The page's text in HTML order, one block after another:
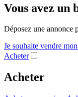
Vous avez un
Déposez une annonce
Je souhaite vendre
Acheter
Acheter